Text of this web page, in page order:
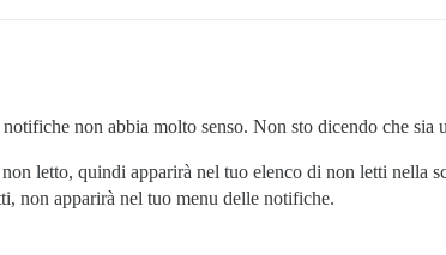
non abbia molto senso. Non sto dicendo che sia
letto, quindi apparirà nel tuo elenco di non letti nella
non apparirà nel tuo menu delle notifiche.